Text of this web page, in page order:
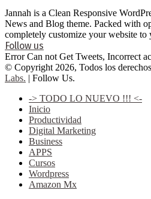
Jannah is a Clean Responsive
News and Blog theme. Packed with
completely customize your website to
Follow us
Error Can not Get Tweets, Incorrect
© Copyright 2026, Todos los
Labs. | Follow Us.
-> TODO LO NUEVO !!! <-
Inicio
Productividad
Digital Marketing
Business
APPS
Cursos
Wordpress
Amazon Mx